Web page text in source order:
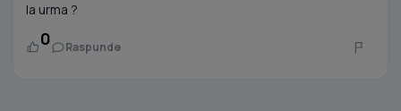
la urma ?
0 Raspunde